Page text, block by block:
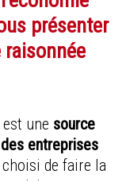
présenter
raisonnée
une source
entreprises
de faire la